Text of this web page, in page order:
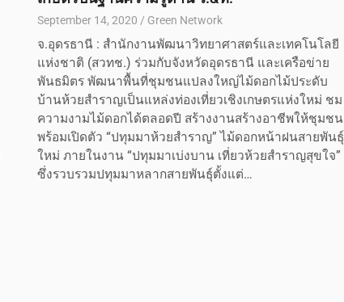
September 14, 2020 Green Network
จ.อุดรธานี : สำนักงานพัฒนาวิทยาศาสตร์และเทคโนโลยี
แห่งชาติ (สวทช.) ร่วมกับจังหวัดอุดรธานี และเครือข่าย
พันธมิตร พัฒนาพื้นที่ชุมชนแปลงใหญ่ไม้ดอกไม้ประดับ
บ้านห้วยสำราญเป็นแหล่งท่องเที่ยวเชิงเกษตรแห่งใหม่ ชม
ความงามไม้ดอกได้ตลอดปี สร้างงานสร้างอาชีพให้ชุมชน
พร้อมเปิดตัว “ปทุมมาห้วยสำราญ” ไม้ดอกหน้าฝนสายพันธุ์
ใหม่ ภายในงาน “ปทุมมาเบ่งบาน เที่ยวห้วยสำราญสุขใจ”
ซึ่งรวบรวมปทุมมาหลากสายพันธุ์ตั้งแต่…